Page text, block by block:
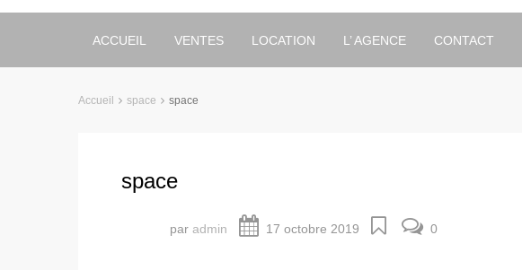
ACCUEIL VENTES LOCATION L’ AGENCE CONTACT
Accueil space space
space
par admin 17 octobre 2019 0